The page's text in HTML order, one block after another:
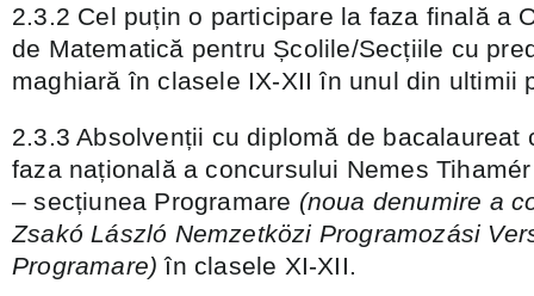
2.3.2 Cel puțin o participare la faza finală a
de Matematică pentru Școlile/Secțiile cu
maghiară în clasele IX-XII în unul din ultimii
2.3.3 Absolvenții cu diplomă de bacalaureat
faza națională a concursului Nemes
– secțiunea Programare (noua denumire a
Zsakó László Nemzetközi Programozási
Programare) în clasele XI-XII.